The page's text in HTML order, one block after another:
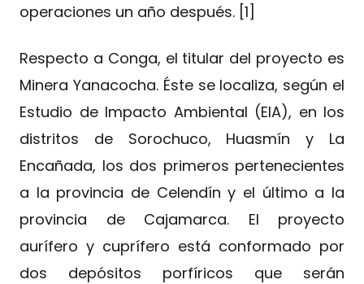
operaciones un año después. [1]
Respecto a Conga, el titular del proyecto es
Minera Yanacocha. Éste se localiza, según el
Estudio de Impacto Ambiental (EIA), en los
distritos de Sorochuco, Huasmín y La
Encañada, los dos primeros pertenecientes
a la provincia de Celendín y el último a la
provincia de Cajamarca. El proyecto
aurífero y cuprífero está conformado por
dos depósitos porfíricos que serán